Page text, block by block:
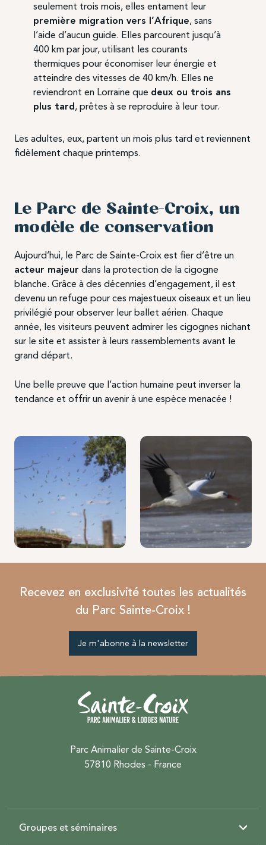
seulement trois mois, elles entament leur
première migration vers l’Afrique, sans
l’aide d’aucun guide. Elles parcourent jusqu’à
400 km par jour, utilisant les courants
thermiques pour économiser leur énergie et
atteindre des vitesses de 40 km/h. Elles ne
reviendront en Lorraine que deux ou trois ans
plus tard, prêtes à se reproduire à leur tour.
Les adultes, eux, partent un mois plus tard et reviennent
fidèlement chaque printemps.
Le Parc de Sainte-Croix, un
modèle de conservation
Aujourd’hui, le Parc de Sainte-Croix est fier d’être un
acteur majeur dans la protection de la cigogne
blanche. Grâce à des décennies d’engagement, il est
devenu un refuge pour ces majestueux oiseaux et un lieu
privilégié pour observer leur ballet aérien. Chaque
année, les visiteurs peuvent admirer les cigognes nichant
sur le site et assister à leurs rassemblements avant le
grand départ.
Une belle preuve que l’action humaine peut inverser la
tendance et offrir un avenir à une espèce menacée !
Recevez en exclusivité toutes les actualités
du Parc Sainte-Croix !
Je m'abonne à la newsletter
Parc Animalier de Sainte-Croix
57810 Rhodes - France
Groupes et séminaires